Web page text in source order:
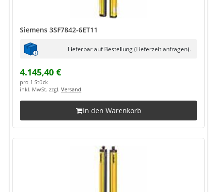
Siemens 3SF7842-6ET11
Lieferbar auf Bestellung (Lieferzeit anfragen).
4.145,40 €
pro 1 Stück
inkl. MwSt. zzgl. Versand
In den Warenkorb